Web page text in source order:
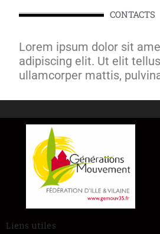
CONTACTS
Lorem ipsum dolor sit
adipiscing elit. Ut elit
ullamcorper mattis,
Liens utiles